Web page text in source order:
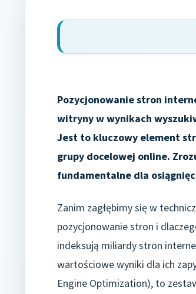
Pozycjonowanie stron
witryny w wynikach
Jest to kluczowy element
grupy docelowej online.
fundamentalne dla
Zanim zagłębimy się w
pozycjonowanie stron i
indeksują miliardy stron
wartościowe wyniki dla ich
Engine Optimization), to